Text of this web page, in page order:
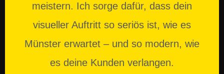
meistern. Ich sorge dafür, dass dein
visueller Auftritt so seriös ist, wie es
Münster erwartet – und so modern, wie
es deine Kunden verlangen.